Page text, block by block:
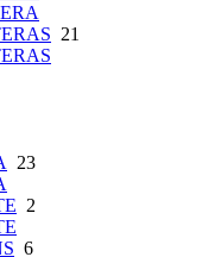
21
23
2
6